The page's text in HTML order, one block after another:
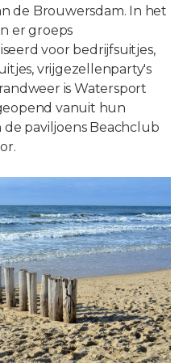
de Brouwersdam. In het
er groeps
voor bedrijfsuitjes,
vrijgezellenparty's
is Watersport
vanuit hun
paviljoens Beachclub